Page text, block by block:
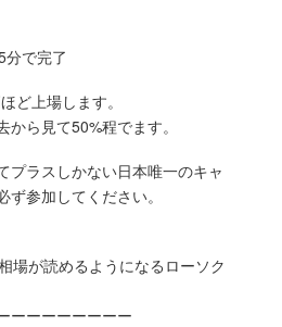
分で完了
ど上場します。
ら見て50%程でます。
プラスしかない日本唯一のキャ
参加してください。
場が読めるようになるローソク
ーーーーーーーー